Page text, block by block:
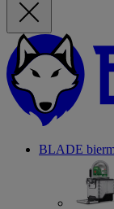
BLADE